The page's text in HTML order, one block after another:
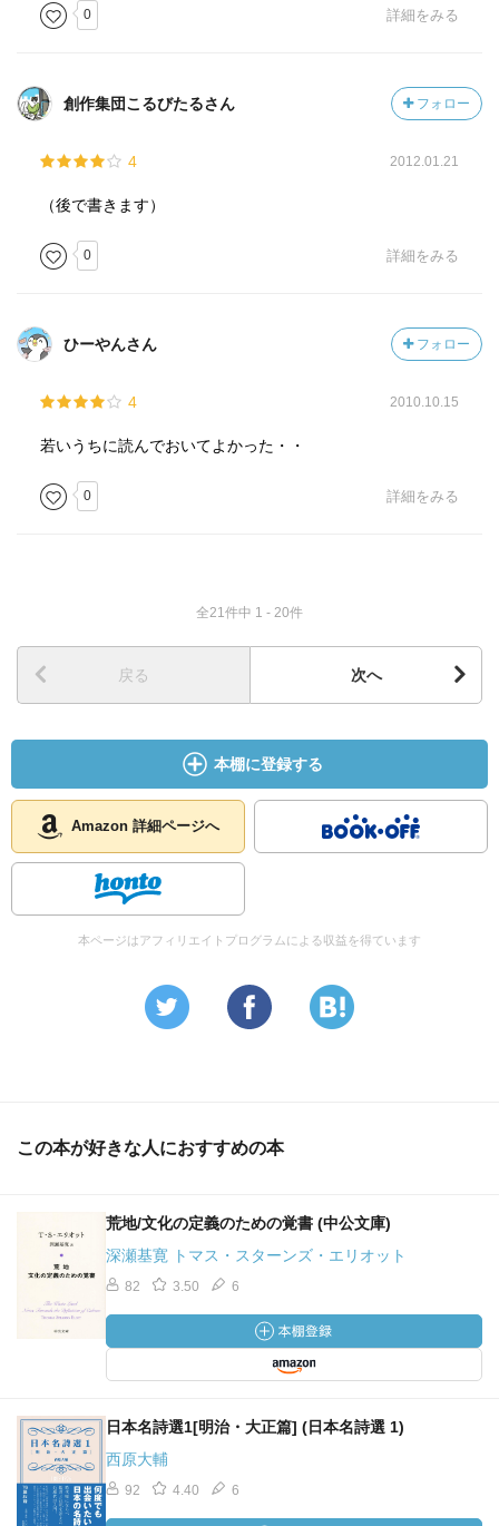
0 詳細をみる
創作集団こるびたるさん フォロー
4 2012.01.21
（後で書きます）
0 詳細をみる
ひーやんさん フォロー
4 2010.10.15
若いうちに読んでおいてよかった・・
0 詳細をみる
全21件中 1 - 20件
戻る 次へ
本棚に登録する
Amazon 詳細ページへ
本ページはアフィリエイトプログラムによる収益を得ています
この本が好きな人におすすめの本
荒地/文化の定義のための覚書 (中公文庫)
深瀬基寛 トマス・スターンズ・エリオット
82 3.50 6
日本名詩選1[明治・大正篇] (日本名詩選 1)
西原大輔
92 4.40 6